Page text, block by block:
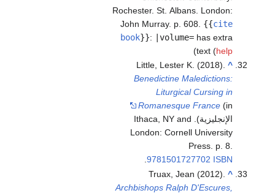
Rochester. St. Albans. London:
John Murray. p. 608.
{{cite
book}}: |volume= has extra
text (help
)
^
Little, Lester K. (2018).
Benedictine Maledictions:
Liturgical Cursing in
Romanesque France (in
الإنجليزية). Ithaca, NY and
London: Cornell University
Press. p. 8.
ISBN
9781501727702
.
^
Truax, Jean (2012).
Archbishops Ralph D'Escures,